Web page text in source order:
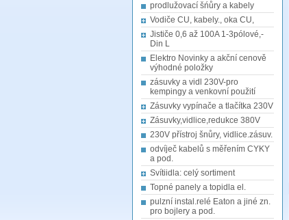
prodlužovací šńůry a kabely
Vodiče CU, kabely., oka CU,
Jističe 0,6 až 100A 1-3pólové,-
Din L
Elektro Novinky a akční cenově
výhodné položky
zásuvky a vidl 230V-pro
kempingy a venkovní použití
Zásuvky vypínače a tlačítka 230V
Zásuvky,vidlice,redukce 380V
230V přístroj šnůry, vidlice.zásuv.
odvíječ kabelů s měřením CYKY
a pod.
Svítiidla: celý sortiment
Topné panely a topidla el.
pulzní instal.relé Eaton a jiné zn.
pro bojlery a pod.